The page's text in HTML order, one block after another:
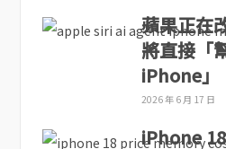
蘋果正在
將直接「
iPhone」
2026 年 6 月 17 日
iPhone